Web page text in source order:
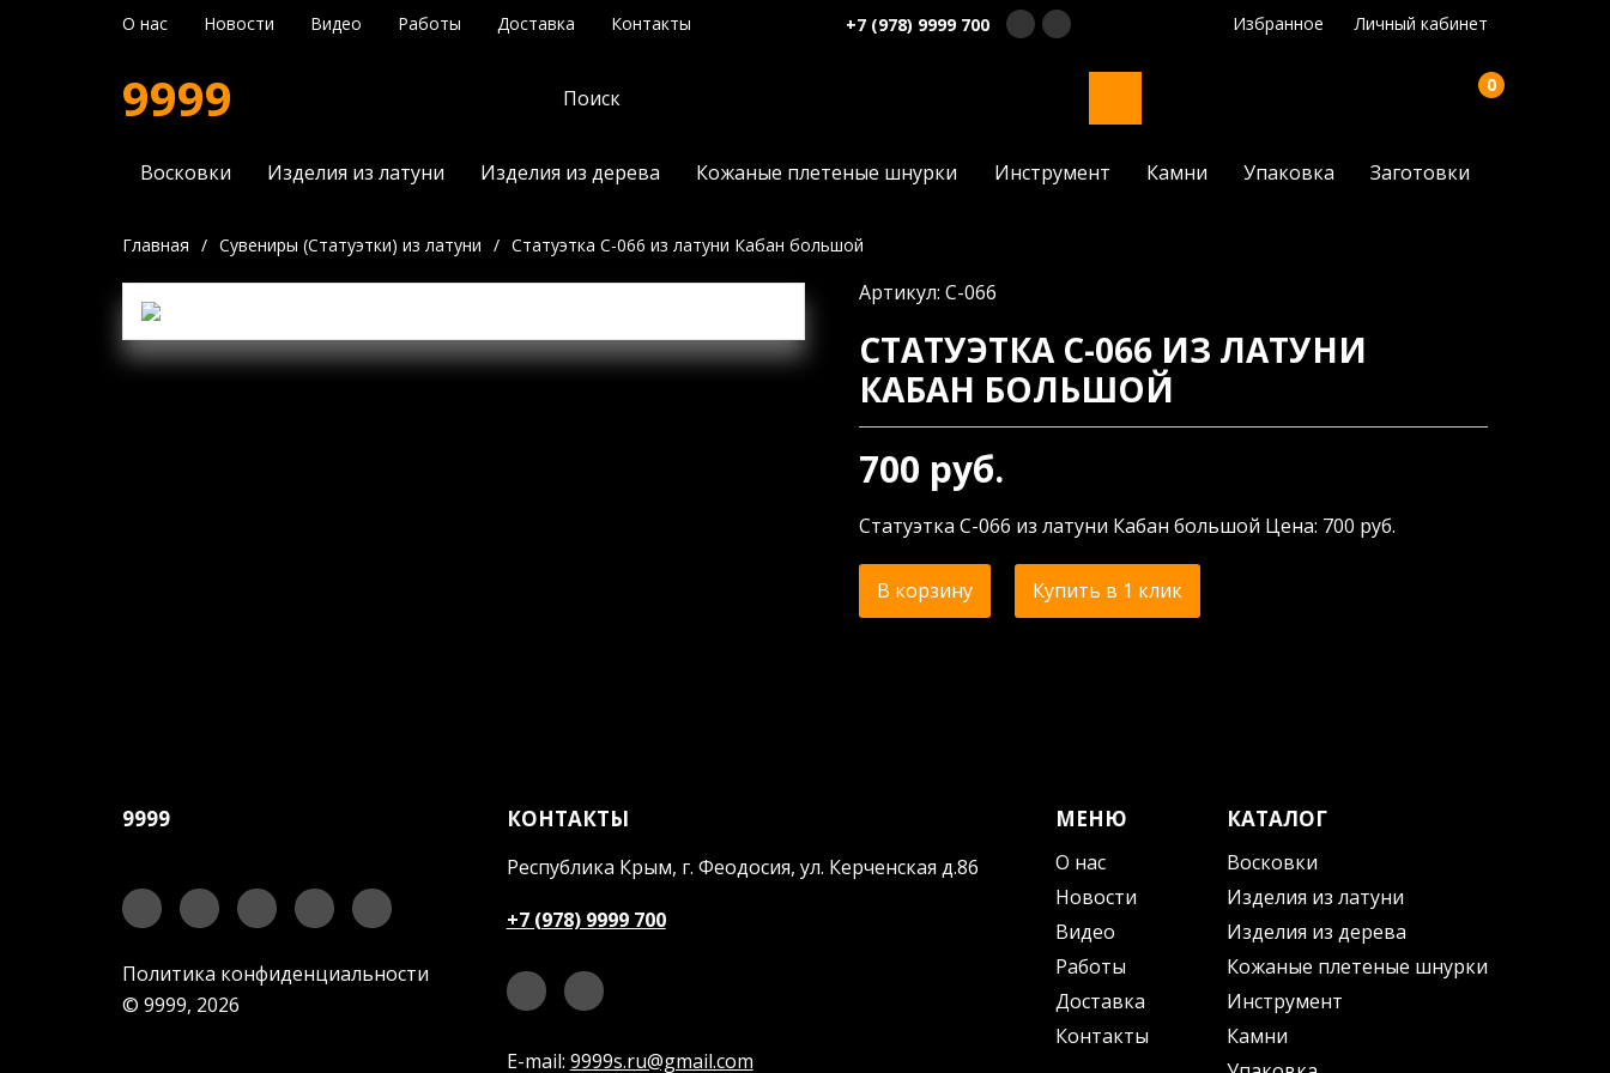
О нас Новости Видео Работы Доставка Контакты +7 (978) 9999 700 Избранное Личный кабинет
9999 0
Восковки Изделия из латуни Изделия из дерева Кожаные плетеные шнурки Инструмент Камни Упаковка Заготовки
Главная / Сувениры (Статуэтки) из латуни / Статуэтка С-066 из латуни Кабан большой
Артикул: С-066
СТАТУЭТКА С-066 ИЗ ЛАТУНИ
КАБАН БОЛЬШОЙ
700 руб.
Статуэтка С-066 из латуни Кабан большой Цена: 700 руб.
В корзину Купить в 1 клик
9999
Политика конфиденциальности
© 9999, 2026
КОНТАКТЫ
Республика Крым, г. Феодосия, ул. Керченская д.86
+7 (978) 9999 700
E-mail: 9999s.ru@gmail.com
МЕНЮ
О нас
Новости
Видео
Работы
Доставка
Контакты
КАТАЛОГ
Восковки
Изделия из латуни
Изделия из дерева
Кожаные плетеные шнурки
Инструмент
Камни